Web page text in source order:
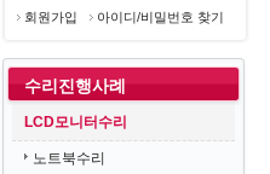
회원가입 아이디/비밀번호 찾기
수리진행사례
LCD모니터수리
노트북수리